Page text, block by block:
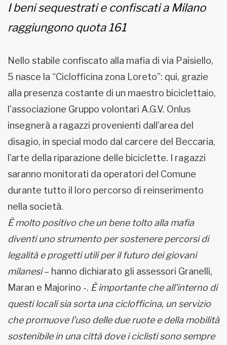
Imbonati, 89 20159 Milano (Italia)
Informativa sulla privacy
I beni sequestrati e confiscati a Milano
raggiungono quota 161
Nello stabile confiscato alla mafia di via Paisiello,
5 nasce la “Ciclofficina zona Loreto”: qui, grazie
alla presenza costante di un maestro biciclettaio,
l'associazione Gruppo volontari A.G.V. Onlus
insegnerà a ragazzi provenienti dall’area del
disagio, in special modo dal carcere del Beccaria,
l’arte della riparazione delle biciclette. I ragazzi
saranno monitorati da operatori del Comune
durante tutto il loro percorso di reinserimento
nella società.
È molto positivo che un bene tolto alla mafia
diventi uno strumento per sostenere percorsi di
legalità e progetti utili per il futuro dei giovani
milanesi– hanno dichiarato gli assessori Granelli,
Maran e Majorino -. È importante che all’interno di
questi locali sia sorta una ciclofficina, un servizio
che promuove l’uso delle due ruote e della mobilità
sostenibile in una città dove i ciclisti sono sempre